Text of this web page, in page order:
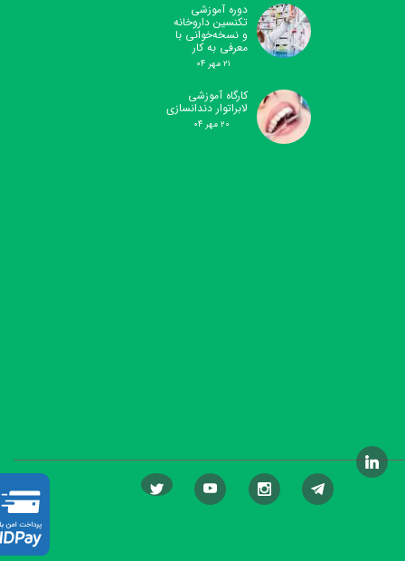
دوره آموزشی
تکنسین داروخانه
و نسخه‌خوانی با
معرفی به کار
۲۱ مهر ۰۴
کارگاه آموزشی
لابراتوار دندانسازی
۲۰ مهر ۰۴